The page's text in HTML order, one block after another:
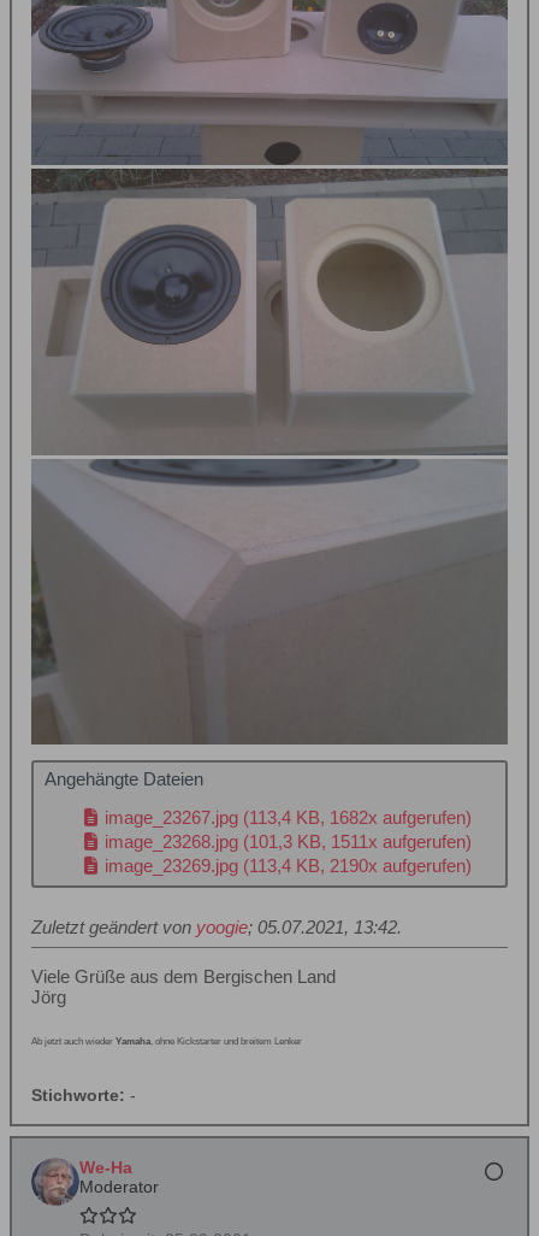
Angehängte Dateien
image_23267.jpg (113,4 KB, 1682x aufgerufen)
image_23268.jpg (101,3 KB, 1511x aufgerufen)
image_23269.jpg (113,4 KB, 2190x aufgerufen)
Zuletzt geändert von yoogie; 05.07.2021, 13:42.
Viele Grüße aus dem Bergischen Land
Jörg
Ab jetzt auch wieder Yamaha , ohne Kickstarter und breitem Lenker
Stichworte: -
We-Ha
Moderator